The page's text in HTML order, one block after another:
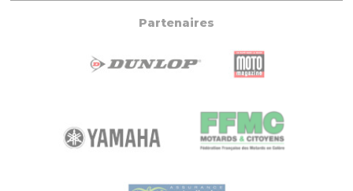
Partenaires